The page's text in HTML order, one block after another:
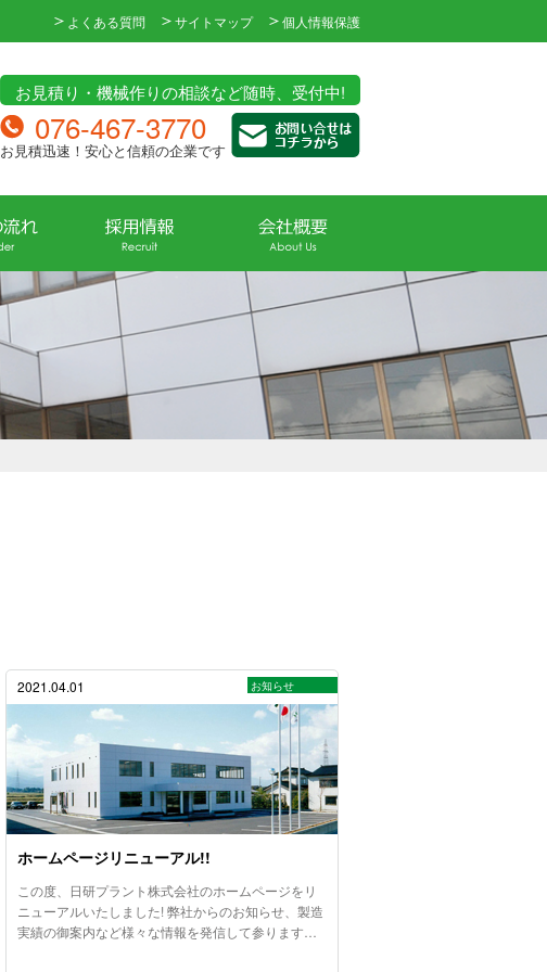
よくある質問 サイトマップ 個人情報保護
お見積り・機械作りの相談など随時、受付中!
076-467-3770
お見積迅速！安心と信頼の企業です
2021.04.01 お知らせ
ホームページリニューアル!!
この度、日研プラント株式会社のホームページをリ
ニューアルいたしました! 弊社からのお知らせ、製造
実績の御案内など様々な情報を発信して参ります…